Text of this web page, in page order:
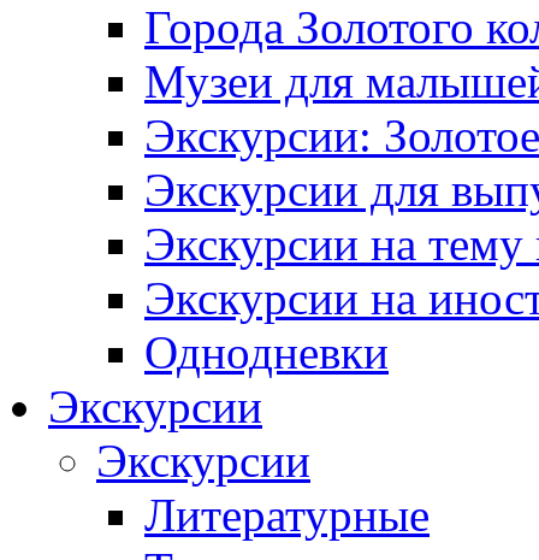
Города Золотого
Музеи для
Экскурсии:
Экскурсии для
Экскурсии на тему
Экскурсии на
Однодневки
Экскурсии
Экскурсии
Литературные